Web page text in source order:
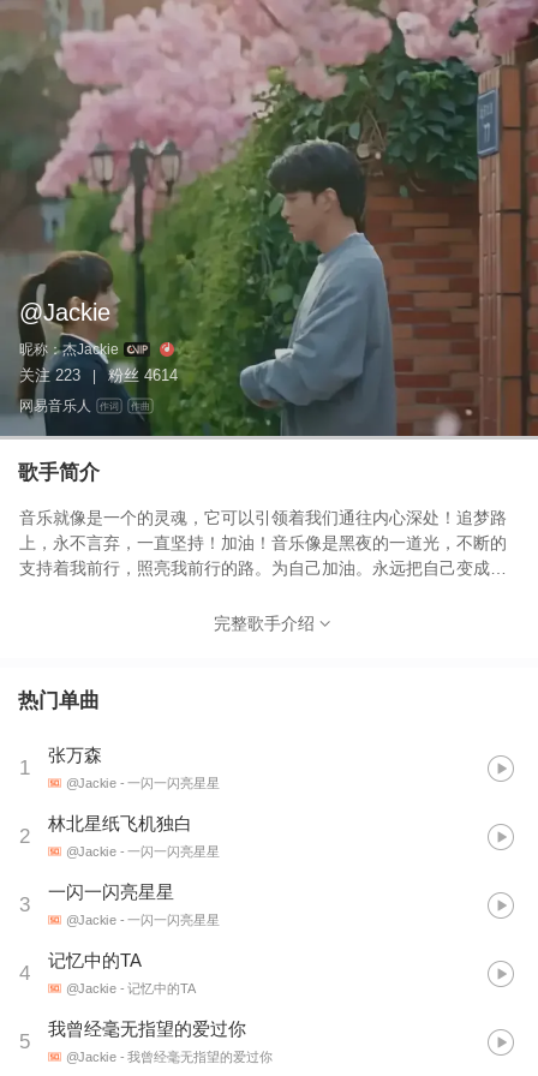
@Jackie
昵称：杰Jackie
关注 223 粉丝 4614
网易音乐人 作词 作曲
歌手简介
音乐就像是一个的灵魂，它可以引领着我们通往内心深处！追梦路
上，永不言弃，一直坚持！加油！音乐像是黑夜的一道光，不断的
支持着我前行，照亮我前行的路。为自己加油。永远把自己变成一
完整歌手介绍
热门单曲
1
张万森
@Jackie - 一闪一闪亮星星
2
林北星纸飞机独白
@Jackie - 一闪一闪亮星星
3
一闪一闪亮星星
@Jackie - 一闪一闪亮星星
4
记忆中的TA
@Jackie - 记忆中的TA
5
我曾经毫无指望的爱过你
@Jackie - 我曾经毫无指望的爱过你